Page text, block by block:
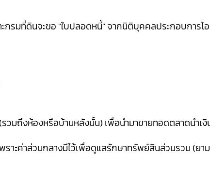
รมที่ดินจะขอ "ใบปลอดหนี้" จากนิติบุคคลประกอบการโ
มถึงห้องหรือบ้านหลังนั้น) เพื่อนำมาขายทอดตลาดนำเงิ
ราะค่าส่วนกลางมีไว้เพื่อดูแลรักษาทรัพย์สินส่วนรวม (ย